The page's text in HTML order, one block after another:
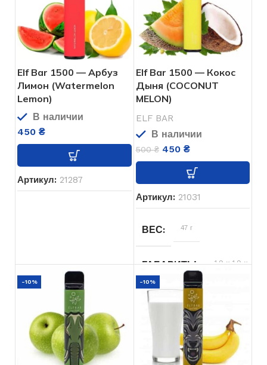
Elf Bar 1500 — Арбуз
Лимон (Watermelon
Lemon)
В наличии
450 ₴
Артикул: 21287
Elf Bar 1500 — Кокос
Дыня (COCONUT
MELON)
ELF BAR
В наличии
500₴ 450 ₴
Артикул: 21031
ВЕС 47 г
ГАБАРИТЫ
1,9 × 1,9 ×
ЗАТЯЖЕК
Дыня,Кокос
-10% -10%